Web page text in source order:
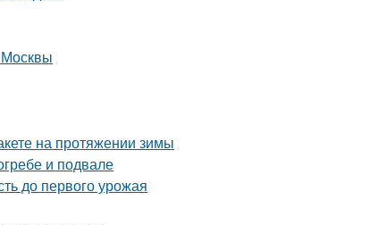
Москвы
на протяжении зимы
и подвале
до первого урожая